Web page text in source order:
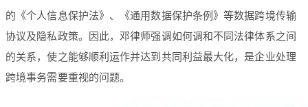
的《个人信息保护法》、《通用数据保护条例》等数据跨境传输
协议及隐私政策。因此，邓律师强调如何调和不同法律体系之间
的关系，使之能够顺利运作并达到共同利益最大化，是企业处理
跨境事务需要重视的问题。